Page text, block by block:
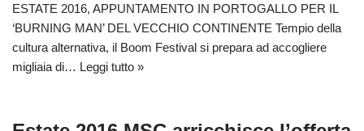
ESTATE 2016, APPUNTAMENTO IN PORTOGALLO PER IL
‘BURNING MAN’ DEL VECCHIO CONTINENTE Tempio della
cultura alternativa, il Boom Festival si prepara ad accogliere
migliaia di… Leggi tutto »